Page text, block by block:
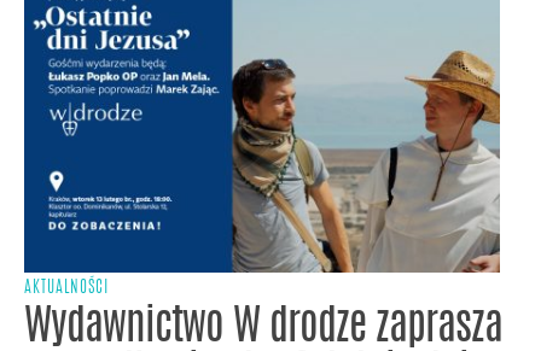
AKTUALNOŚCI
Wydawnictwo W drodze zaprasza